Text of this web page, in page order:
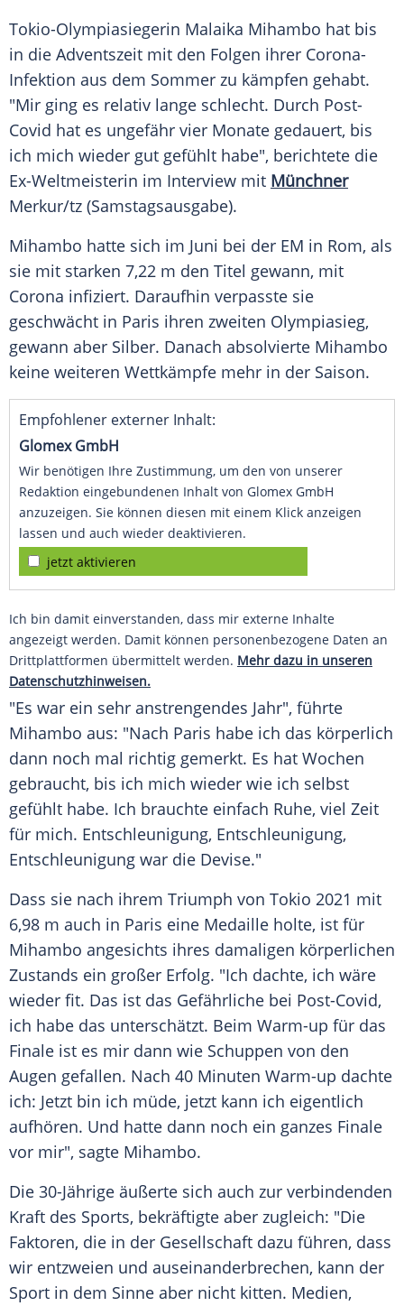
Tokio-Olympiasiegerin Malaika Mihambo hat bis
in die Adventszeit mit den Folgen ihrer Corona-
Infektion aus dem Sommer zu kämpfen gehabt.
"Mir ging es relativ lange schlecht. Durch Post-
Covid hat es ungefähr vier Monate gedauert, bis
ich mich wieder gut gefühlt habe", berichtete die
Ex-Weltmeisterin im Interview mit Münchner
Merkur/tz (Samstagsausgabe).
Mihambo hatte sich im Juni bei der EM in Rom, als
sie mit starken 7,22 m den Titel gewann, mit
Corona infiziert. Daraufhin verpasste sie
geschwächt in Paris ihren zweiten Olympiasieg,
gewann aber Silber. Danach absolvierte Mihambo
keine weiteren Wettkämpfe mehr in der Saison.
Empfohlener externer Inhalt:
Glomex GmbH
Wir benötigen Ihre Zustimmung, um den von unserer
Redaktion eingebundenen Inhalt von Glomex GmbH
anzuzeigen. Sie können diesen mit einem Klick anzeigen
lassen und auch wieder deaktivieren.
jetzt aktivieren
Ich bin damit einverstanden, dass mir externe Inhalte
angezeigt werden. Damit können personenbezogene Daten an
Drittplattformen übermittelt werden. Mehr dazu in unseren
Datenschutzhinweisen.
"Es war ein sehr anstrengendes Jahr", führte
Mihambo aus: "Nach Paris habe ich das körperlich
dann noch mal richtig gemerkt. Es hat Wochen
gebraucht, bis ich mich wieder wie ich selbst
gefühlt habe. Ich brauchte einfach Ruhe, viel Zeit
für mich. Entschleunigung, Entschleunigung,
Entschleunigung war die Devise."
Dass sie nach ihrem Triumph von Tokio 2021 mit
6,98 m auch in Paris eine Medaille holte, ist für
Mihambo angesichts ihres damaligen körperlichen
Zustands ein großer Erfolg. "Ich dachte, ich wäre
wieder fit. Das ist das Gefährliche bei Post-Covid,
ich habe das unterschätzt. Beim Warm-up für das
Finale ist es mir dann wie Schuppen von den
Augen gefallen. Nach 40 Minuten Warm-up dachte
ich: Jetzt bin ich müde, jetzt kann ich eigentlich
aufhören. Und hatte dann noch ein ganzes Finale
vor mir", sagte Mihambo.
Die 30-Jährige äußerte sich auch zur verbindenden
Kraft des Sports, bekräftigte aber zugleich: "Die
Faktoren, die in der Gesellschaft dazu führen, dass
wir entzweien und auseinanderbrechen, kann der
Sport in dem Sinne aber nicht kitten. Medien,